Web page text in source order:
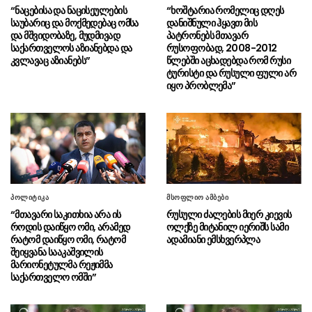
08.08 - 12:02
“რუსეთმა განახორციელა
საქართველოს ტერიტორიების 20%-ის
ოკუპაცია და სააკაშვილის და „ნაცმოძრაობის“
ღალატი ვერ გადაფარავს ამ დანაშაულს”
“ანწუხელიძე არის გმირი,
რომელმაც თავი დადო საკუთარი
სააკაშვილი და თავის თავზე დაიბრალა
ანწუხელიძის გმირობა”
08.08 - 11:54“ევროსაბჭოს რეზოლუციაში
წერია, რომ კონფლიქტი ფართომასშტაბიანი
საომარი მოქმედებების ფაზაში გადავიდა
სააკაშვილის რეჟიმის მიერ ცხინვალის
დაბომბვის შემდეგ”
08.08 - 11:52შალვა პაპუაშვილის კომენტარი
(ვიდეო)
08.08 - 11:50“რუსეთ-საქართველოს ომი
“ნაცებისა და ნაცისეულების
საუბარიც და მოქმედებაც ომსა
და მშვიდობაზე, მუდმივად
საქართველოს აზიანებდა და
კვლავაც აზიანებს”
“ხოშტარია რომელიც დღეს
დანიშნული ჰყავთ მის
პატრონებს მთავარ
რუსოფობად, 2008-2012
წლებში აცხადებდა რომ რუსი
ტურისტი და რუსული ფული არ
იყო პრობლემა”
პოლიტიკა
“მთავარი საკითხია არა ის
როდის დაიწყო ომი, არამედ
რატომ დაიწყო ომი, რატომ
შეიყვანა სააკაშვილის
მარიონეტულმა რეჟიმმა
საქართველო ომში”
მსოფლიო ამბები
რუსული ძალების მიერ კიევის
ოლქზე მიტანილ იერიშს სამი
ადამიანი ემსხვერპლა